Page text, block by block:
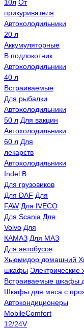
10л От
прикуривателя
Автохолодильники
20 л
Аккумуляторные
В подлокотник
Автохолодильники
40 л
Встраиваемые
Для рыбалки
Автохолодильники
50 л Для вакцин
Автохолодильники
60 л Для
лекарств
Автохолодильники
Indel B
Для грузовиков
Для DAF Для
FAW Для IVECO
Для Scania Для
Volvo Для
КАМАЗ Для МАЗ
Для автобусов
Хьюмидор домашний
шкафы
Встраиваемые шкафы
Шкафы для мяса с
Автокондиционеры
MobileComfort
12/24V